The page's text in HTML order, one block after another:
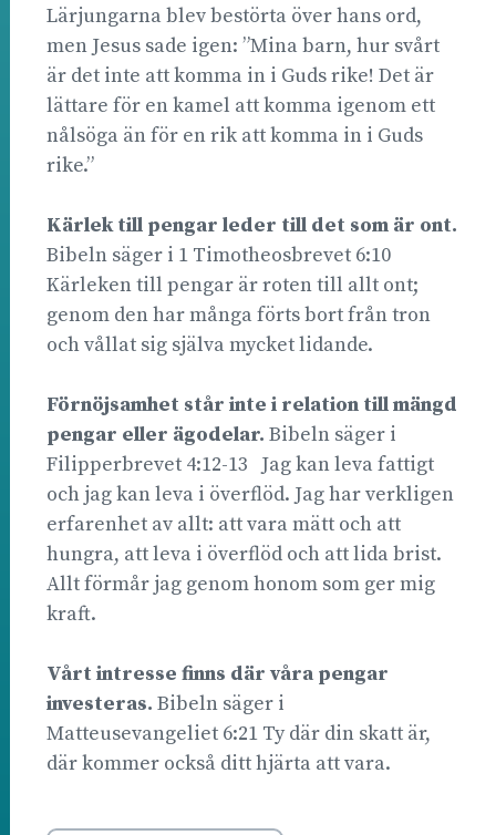
Lärjungarna blev bestörta över hans ord,
men Jesus sade igen: ”Mina barn, hur svårt
är det inte att komma in i Guds rike! Det är
lättare för en kamel att komma igenom ett
nålsöga än för en rik att komma in i Guds
rike.”
Kärlek till pengar leder till det som är ont.
Bibeln säger i 1 Timotheosbrevet 6:10
Kärleken till pengar är roten till allt ont;
genom den har många förts bort från tron
och vållat sig själva mycket lidande.
Förnöjsamhet står inte i relation till mängd
pengar eller ägodelar. Bibeln säger i
Filipperbrevet 4:12-13 Jag kan leva fattigt
och jag kan leva i överflöd. Jag har verkligen
erfarenhet av allt: att vara mätt och att
hungra, att leva i överflöd och att lida brist.
Allt förmår jag genom honom som ger mig
kraft.
Vårt intresse finns där våra pengar
investeras. Bibeln säger i
Matteusevangeliet 6:21 Ty där din skatt är,
där kommer också ditt hjärta att vara.